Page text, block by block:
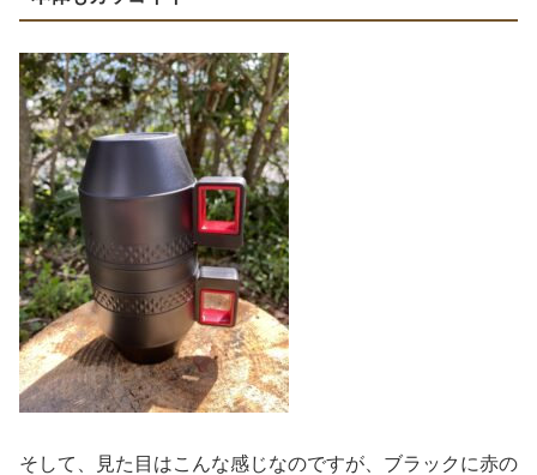
そして、見た目はこんな感じなのですが、ブラックに赤の